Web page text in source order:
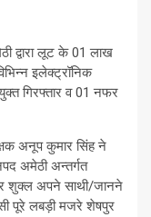
द्वारा लूट के 01 लाख
इलेक्ट्रॉनिक
गिरफ्तार व 01 नफर
अनूप कुमार सिंह ने
अमेठी अन्तर्गत
शुक्ल अपने साथी/जानने
पूरे लबड़ी मजरे शेषपुर